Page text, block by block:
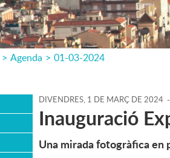
> Agenda > 01-03-2024
DIVENDRES, 1 DE MARÇ DE 2024 -
Inauguració
Una mirada fotogràfica